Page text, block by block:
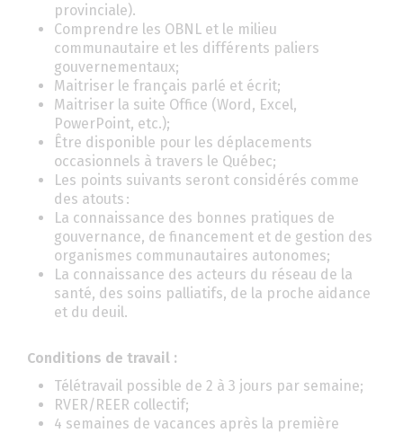
provinciale).
Comprendre les OBNL et le milieu
communautaire et les différents paliers
gouvernementaux;
Maitriser le français parlé et écrit;
Maitriser la suite Office (Word, Excel,
PowerPoint, etc.);
Être disponible pour les déplacements
occasionnels à travers le Québec;
Les points suivants seront considérés comme
des atouts :
La connaissance des bonnes pratiques de
gouvernance, de financement et de gestion des
organismes communautaires autonomes;
La connaissance des acteurs du réseau de la
santé, des soins palliatifs, de la proche aidance
et du deuil.
Conditions de travail :
Télétravail possible de 2 à 3 jours par semaine;
RVER/REER collectif;
4 semaines de vacances après la première